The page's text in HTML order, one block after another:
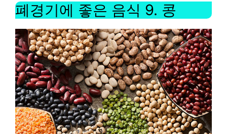
폐경기에 좋은 음식 9. 콩